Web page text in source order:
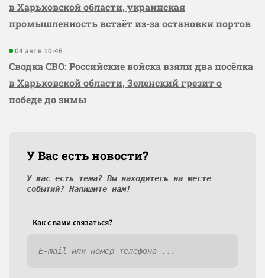
в Харьковской области, украинская
промышленность встаёт из-за остановки портов
04 авг в 10:46
Сводка СВО: Российские войска взяли два посёлка
в Харьковской области, Зеленский грезит о
победе до зимы
У Вас есть новости?
У вас есть тема? Вы находитесь на месте
событий? Напишите нам!
Как c вами связаться?